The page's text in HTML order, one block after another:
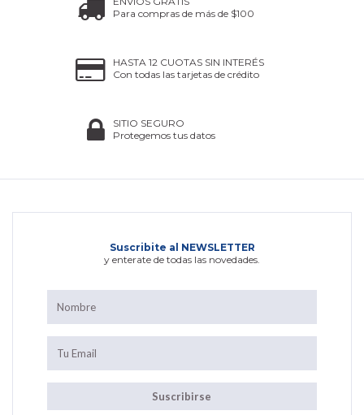
Para compras de más de $100
HASTA 12 CUOTAS SIN INTERÉS
Con todas las tarjetas de crédito
SITIO SEGURO
Protegemos tus datos
Suscribite al NEWSLETTER
y enterate de todas las novedades.